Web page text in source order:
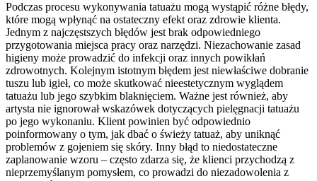
Podczas procesu wykonywania tatuażu mogą wystąpić różne błędy,
które mogą wpłynąć na ostateczny efekt oraz zdrowie klienta.
Jednym z najczęstszych błędów jest brak odpowiedniego
przygotowania miejsca pracy oraz narzędzi. Niezachowanie zasad
higieny może prowadzić do infekcji oraz innych powikłań
zdrowotnych. Kolejnym istotnym błędem jest niewłaściwe dobranie
tuszu lub igieł, co może skutkować nieestetycznym wyglądem
tatuażu lub jego szybkim blaknięciem. Ważne jest również, aby
artysta nie ignorował wskazówek dotyczących pielęgnacji tatuażu
po jego wykonaniu. Klient powinien być odpowiednio
poinformowany o tym, jak dbać o świeży tatuaż, aby uniknąć
problemów z gojeniem się skóry. Inny błąd to niedostateczne
zaplanowanie wzoru – często zdarza się, że klienci przychodzą z
nieprzemyślanym pomysłem, co prowadzi do niezadowolenia z